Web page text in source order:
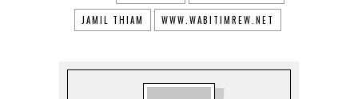
JAMIL THIAM WWW.WABITIMREW.NET